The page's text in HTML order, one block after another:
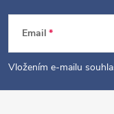
p
e
Email
Vložením e-mailu